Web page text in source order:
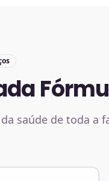
saúde de toda a